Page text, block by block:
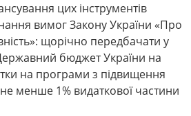
цих інструментів
вимог Закону України «Про
щорічно передбачати у
бюджет України на
на програми з підвищення
менше 1% видаткової частини